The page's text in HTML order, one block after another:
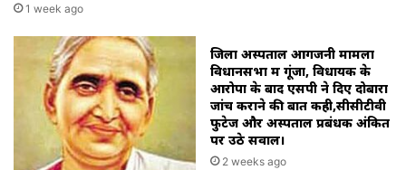
1 week ago
जिला अस्पताल आगजनी मामला
विधानसभा में गूंजा, विधायक के
आरोपों के बाद एसपी ने दिए दोबारा
जांच कराने की बात कही,सीसीटीवी
फुटेज और अस्पताल प्रबंधक अंकित
पर उठे सवाल।
2 weeks ago